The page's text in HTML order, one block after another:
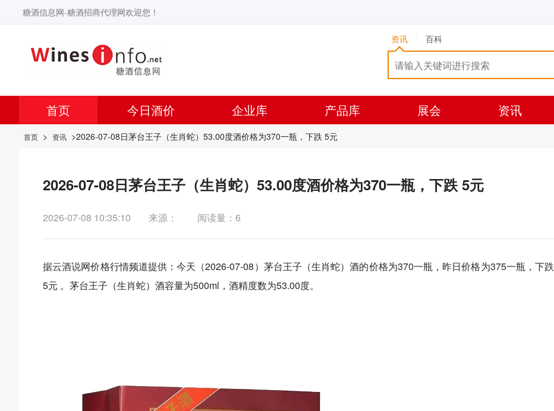
糖酒信息网-糖酒招商代理网欢迎您！
资讯 百科
首页 今日酒价 企业库 产品库 展会 资讯
首页 > 资讯 >2026-07-08日茅台王子（生肖蛇）53.00度酒价格为370一瓶，下跌 5元
2026-07-08日茅台王子（生肖蛇）53.00度酒价格为370一瓶，下跌 5元
2026-07-08 10:35:10 来源： 阅读量：6
据云酒说网价格行情频道提供：今天（2026-07-08）茅台王子（生肖蛇）酒的价格为370一瓶，昨日价格为375一瓶，下跌
5元 。茅台王子（生肖蛇）酒容量为500ml，酒精度数为53.00度。